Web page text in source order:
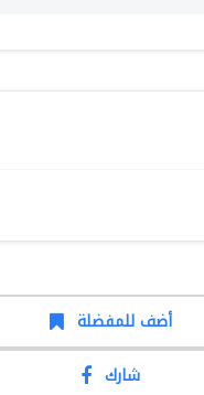
أضف للمفضلة
شارك